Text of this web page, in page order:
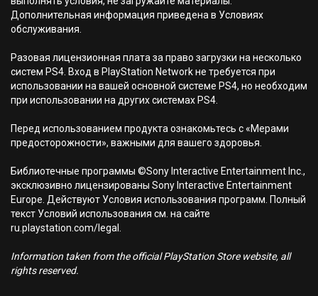
Дополнительная информация приведена в Условиях
обслуживания.
Разовая лицензионная плата за право загрузки на несколько
систем PS4. Вход в PlayStation Network не требуется при
использовании на вашей основной системе PS4, но необходим
при использовании на других системах PS4.
Перед использованием продукта ознакомьтесь с «Мерами
предосторожности», важными для вашего здоровья.
Библиотечные программы ©Sony Interactive Entertainment Inc.,
эксклюзивно лицензированы Sony Interactive Entertainment
Europe. Действуют Условия использования программ. Полный
текст Условий использования см. на сайте
ru.playstation.com/legal.
Information taken from the official PlayStation Store website, all
rights reserved.